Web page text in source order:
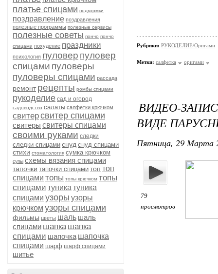
платье спицами подкормки
поздравление поздравления
полезные программы полезные сервисы
полезные советы пончо пончо
спицами похудение праздники
психология пуловер пуловер
спицами пуловеры
пуловеры спицами рассада
ремонт рецепты ромбы спицами
рукоделие сад и огород
садоводство салаты салфетки крючком
свитерсвитер спицами
свитеры свитеры спицами
своими руками следки
следки спицами снуд снуд спицами
стихи стоматология сумка крючком
супы схемы вязания спицами
тапочки тапочки спицами топ топ
спицами топы топы крючком топы
спицами туника туника
спицами узоры узоры
крючком узоры спицами
фильмы цветы шаль шаль
спицами шапка шапка
спицами шапочка шапочка
спицами шарф шарф спицами
шитье
Рубрики: РУКОДЕЛИЕ/Оригами
Метки: салфетка оригами
ВИДЕО-
ВИДЕ
Пятница, 29 Марта
79
просмотров